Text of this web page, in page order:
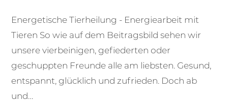
Energetische Tierheilung - Energiearbeit mit
Tieren So wie auf dem Beitragsbild sehen wir
unsere vierbeinigen, gefiederten oder
geschuppten Freunde alle am liebsten. Gesund,
entspannt, glücklich und zufrieden. Doch ab
und…